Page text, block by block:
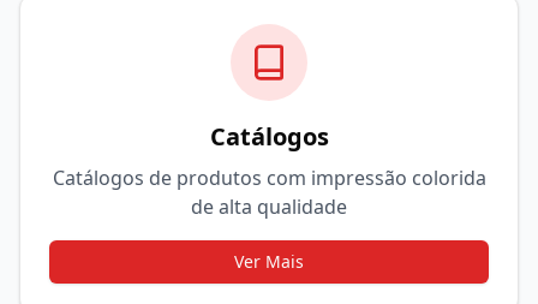
Catálogos
Catálogos de produtos com impressão colorida
de alta qualidade
Ver Mais